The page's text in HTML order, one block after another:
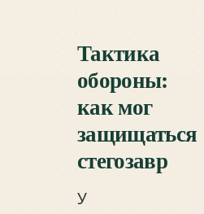
Тактика
обороны:
как мог
защищаться
стегозавр
У